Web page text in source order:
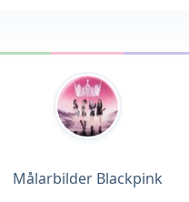
Målarbilder Blackpink